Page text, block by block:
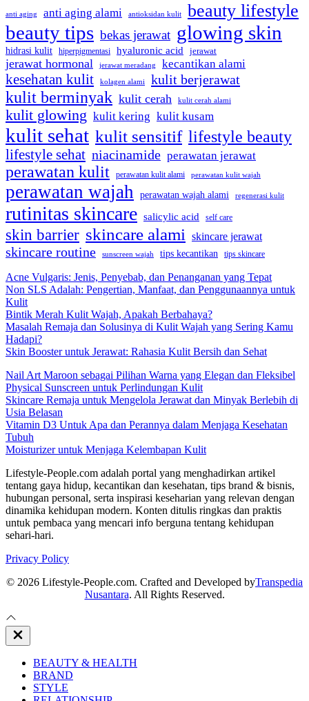
anti aging anti aging alami antioksidan kulit beauty lifestyle
beauty tips bekas jerawat glowing skin
hidrasi kulit hiperpigmentasi hyaluronic acid jerawat
jerawat hormonal jerawat meradang kecantikan alami
kesehatan kulit kolagen alami kulit berjerawat
kulit berminyak kulit cerah kulit cerah alami
kulit glowing kulit kering kulit kusam
kulit sehat kulit sensitif lifestyle beauty
lifestyle sehat niacinamide perawatan jerawat
perawatan kulit perawatan kulit alami perawatan kulit wajah
perawatan wajah perawatan wajah alami regenerasi kulit
rutinitas skincare salicylic acid self care
skin barrier skincare alami skincare jerawat
skincare routine sunscreen wajah tips kecantikan tips skincare
Acne Vulgaris: Jenis, Penyebab, dan Penanganan yang Tepat
Non SLS Adalah: Pengertian, Manfaat, dan Penggunaannya untuk
Kulit
Bintik Merah Kulit Wajah, Apakah Berbahaya?
Masalah Remaja dan Solusinya di Kulit Wajah yang Sering Kamu
Hadapi?
Skin Booster untuk Jerawat: Rahasia Kulit Bersih dan Sehat
Nail Art Maroon sebagai Pilihan Warna yang Elegan dan Fleksibel
Physical Sunscreen untuk Perlindungan Kulit
Skincare Remaja untuk Mengelola Jerawat dan Minyak Berlebih di
Usia Belasan
Vitamin D3 Untuk Apa dan Perannya dalam Menjaga Kesehatan
Tubuh
Moisturizer untuk Menjaga Kelembapan Kulit
Lifestyle-People.com adalah portal yang menghadirkan artikel
tentang gaya hidup, kecantikan dan kesehatan, tips brand & bisnis,
hubungan personal, serta inspirasi keseharian yang relevan dengan
dinamika kehidupan modern. Konten ditulis ringkas dan praktis
untuk pembaca yang mencari info berguna tentang kehidupan
sehari-hari.
Privacy Policy
© 2026 Lifestyle-People.com. Crafted and Developed byTranspedia
Nusantara. All Rights Reserved.
Close
Off
BEAUTY & HEALTH
BRAND
STYLE